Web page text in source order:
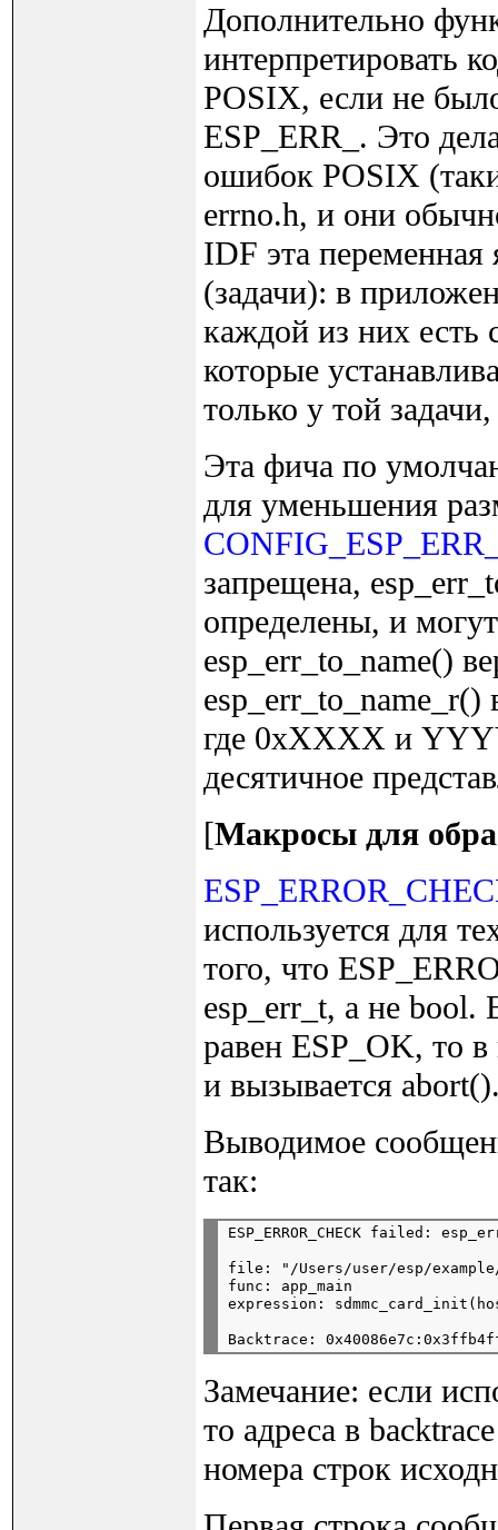
Дополнительно
интерпретировать
POSIX, если не
ESP_ERR_. Это
ошибок POSIX
errno.h, и они
IDF эта переменная
(задачи): в
каждой из них есть
которые
только у той
Эта фича по
для уменьшения
запрещена,
определены, и
esp_err_to_name()
где 0xXXXX и
десятичное
[Макросы для
используется для
того, что
esp_err_t, а не bool.
равен ESP_OK, то
и вызывается
Выводимое
так:
file: "/Users/user/esp/
func: app_main
Замечание: если
то адреса в
номера строк